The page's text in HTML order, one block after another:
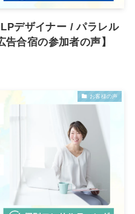
デザイナー / パラレル
合宿の参加者の声】
お客様の声